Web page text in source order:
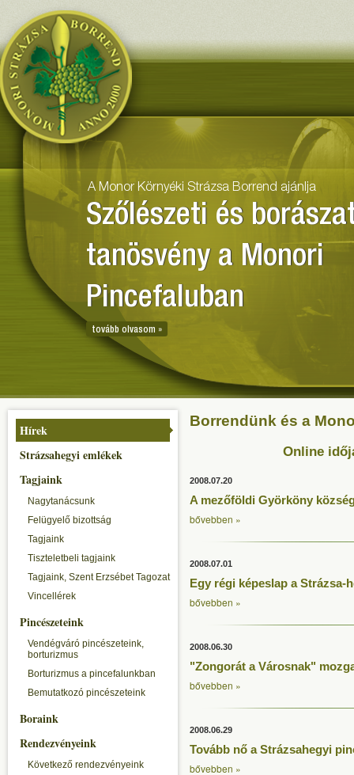
A Monor Környéki Strázsa Borrend ajánlja
Szőlészeti és
tanösvény a Monori
Pincefaluban
tovább olvasom »
Hírek
Strázsahegyi emlékek
Tagjaink
Nagytanácsunk
Felügyelő bizottság
Tagjaink
Tiszteletbeli tagjaink
Tagjaink, Szent Erzsébet Tagozat
Vincellérek
Pincészeteink
Vendégváró pincészeteink,
borturizmus
Borturizmus a pincefalunkban
Bemutatkozó pincészeteink
Boraink
Rendezvényeink
Következő rendezvényeink
Borrendünk és a
Online
2008.07.20
A mezőföldi Györköny
bővebben »
2008.07.01
Egy régi képeslap a Strázsa-
bővebben »
2008.06.30
"Zongorát a Városnak"
bővebben »
2008.06.29
Tovább nő a Strázsahegyi
bővebben »